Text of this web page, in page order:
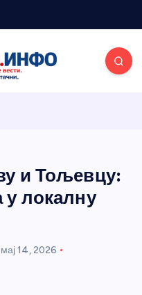
и Тољевцу:
у локалну
мај 14, 2026